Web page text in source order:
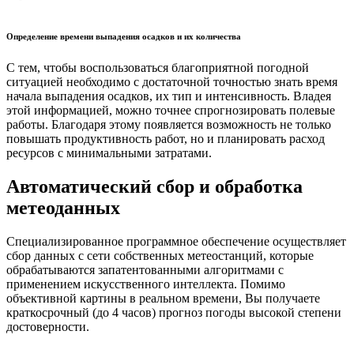
Определение времени выпадения осадков и их количества
С тем, чтобы воспользоваться благоприятной погодной
ситуацией необходимо с достаточной точностью знать время
начала выпадения осадков, их тип и интенсивность. Владея
этой информацией, можно точнее спрогнозировать полевые
работы. Благодаря этому появляется возможность не только
повышать продуктивность работ, но и планировать расход
ресурсов с минимальными затратами.
Автоматический сбор и обработка
метеоданных
Специализированное программное обеспечение осуществляет
сбор данных с сети собственных метеостанций, которые
обрабатываются запатентованными алгоритмами с
применением искусственного интеллекта. Помимо
объективной картины в реальном времени, Вы получаете
краткосрочный (до 4 часов) прогноз погоды высокой степени
достоверности.